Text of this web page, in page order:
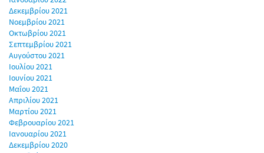
Δεκεμβρίου 2021
Νοεμβρίου 2021
Οκτωβρίου 2021
Σεπτεμβρίου 2021
Αυγούστου 2021
Ιουλίου 2021
Ιουνίου 2021
Μαΐου 2021
Απριλίου 2021
Μαρτίου 2021
Φεβρουαρίου 2021
Ιανουαρίου 2021
Δεκεμβρίου 2020